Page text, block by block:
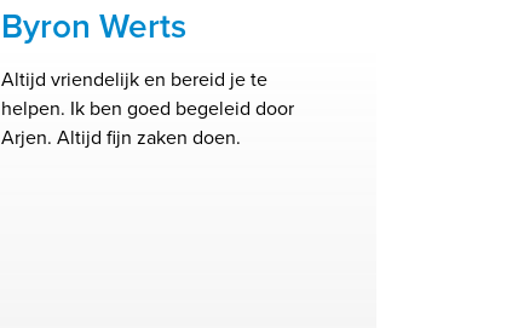
Byron Werts
Altijd vriendelijk en bereid je te
helpen. Ik ben goed begeleid door
Arjen. Altijd fijn zaken doen.